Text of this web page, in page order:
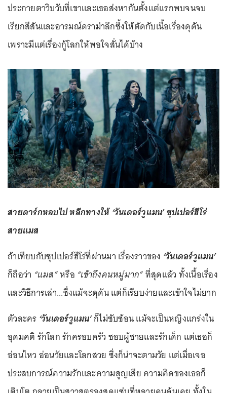
ประกายตาวิบวับที่เขาและเธอส่งหากันตั้งแต่แรกพบจนจบ
เรียกสีสันและอารมณ์ดราม่าลึกซึ้งให้ตัดกับเนื้อเรื่องดุดัน
เพราะมีแต่เรื่องกู้โลกให้พอใจสั่นได้บ้าง
สายดาร์กหลบไป หลีกทางให้ ‘วันเดอร์วูแมน’ ซุปเปอร์ฮีโร่
สายแมส
ถ้าเทียบกับซุปเปอร์ฮีโร่ที่ผ่านมา เรื่องราวของ ‘วันเดอร์วูแมน’
ก็ถือว่า “แมส”หรือ “เข้าถึงคนหมู่มาก”ที่สุดแล้ว ทั้งเนื้อเรื่อง
และวิธีการเล่า...ซึ่งแม้จะดุดัน แต่ก็เรียบง่ายและเข้าใจไม่ยาก
ตัวละคร ‘วันเดอร์วูแมน’ก็ไม่ซับซ้อน แม้จะเป็นหญิงแกร่งใน
อุดมคติ รักโลก รักครอบครัว ชอบผู้ชายและรักเด็ก แต่เธอก็
อ่อนไหว อ่อนวัยและโลกสวย ซึ่งก็น่าจะตามวัย แต่เมื่อเจอ
ประสบการณ์ความรักและความสูญเสีย ความคิดของเธอก็